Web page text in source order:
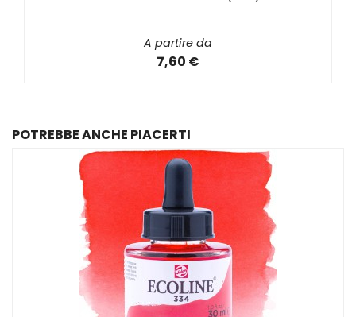
A partire da
7,60 €
POTREBBE ANCHE PIACERTI